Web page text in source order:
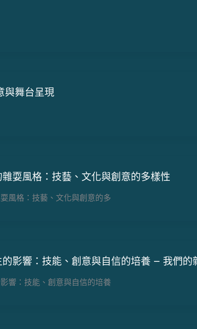
與舞台呈現
耍風格：技藝、文化與創意的多樣性
風格：技藝、文化與創意的多
影響：技能、創意與自信的培養 – 我們的
響：技能、創意與自信的培養